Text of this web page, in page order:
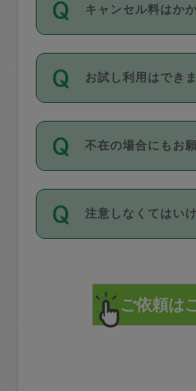
日本語も話せる方
ールに記載してい
を依頼してくださ
現場トライアルを
ジさんが活動さ
※テストセンター
参考
【詳細】タ
です。作業中に物
をさせたりした
す。
写真を撮り、
詳細FAQ：
損害
以降）の日時から
す。
タスカジさんへ「
可能です。
キャンセル料はか
キャンセル料に
す。
1. 直前キャンセ
共通）
72時間を超える※
料が発生します。
直前キャンセル料
72時間前〜24時
お試し利用はでき
「お試し利用」
せんが、「一回の
とによって、気
まず、条件の合
みてください。
その後、一番気
不在の場合にもお
不在の場合の作
が必要です。数回
ジさんと依頼者
てください。
不在時に部屋に
注意しなくてはい
で、必ず鍵のか
れて依頼者の責
けてください。